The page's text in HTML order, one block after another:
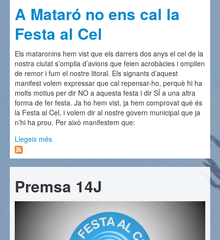
A Mataró no ens cal la
Festa al Cel
Els mataronins hem vist que els darrers dos anys el cel de la
nostra ciutat s’omplia d’avions que feien acrobàcies i omplien
de remor i fum el nostre litoral. Els signants d’aquest
manifest volem expressar que cal repensar-ho, perquè hi ha
molts motius per dir NO a aquesta festa i dir SÍ a una altra
forma de fer festa. Ja ho hem vist, ja hem comprovat què és
la Festa al Cel, i volem dir al nostre govern municipal que ja
n’hi ha prou. Per això manifestem que:
Llegeix més
Premsa 14J